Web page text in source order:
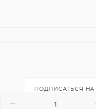
ПОДПИСАТЬСЯ